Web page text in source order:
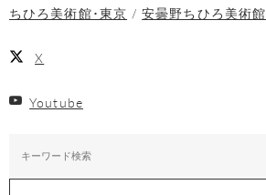
ちひろ美術館･東京
安曇野ちひろ美術館
X
Youtube